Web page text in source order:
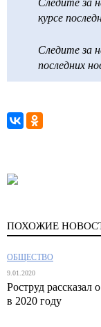
Следите за
курсе
Следите за
последних
ПОХОЖИЕ
ОБЩЕСТВО
9.01.2020
Роструд рассказал
в 2020 году